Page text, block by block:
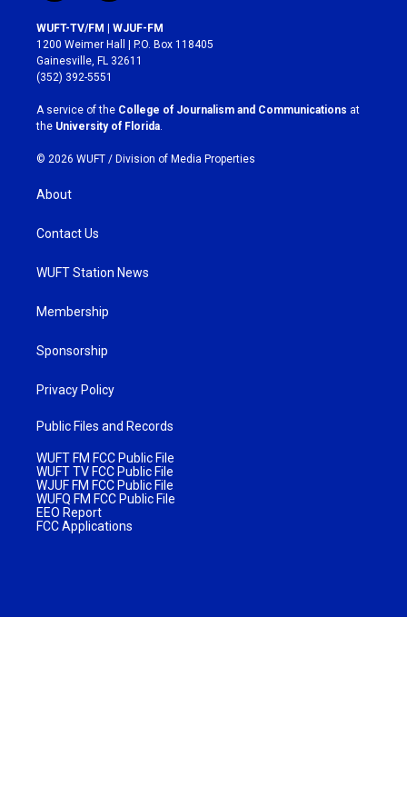
n
s
t
a
g
r
a
m
a
c
e
b
o
k
WUFT-TV/FM | WJUF-FM
1200 Weimer Hall | P.O. Box 118405
Gainesville, FL 32611
(352) 392-5551
A service of the College of Journalism and Communications at
the University of Florida.
© 2026 WUFT / Division of Media Properties
About
Contact Us
WUFT Station News
Membership
Sponsorship
Privacy Policy
Public Files and Records
WUFT FM FCC Public File
WUFT TV FCC Public File
WJUF FM FCC Public File
WUFQ FM FCC Public File
EEO Report
FCC Applications